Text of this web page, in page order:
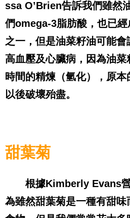
ssa O’Brien告訴我們雖然
們omega-3脂肪酸，也已
之一，但是油菜籽油可能
高血壓及心臟病，因為油
時間的精煉（氫化），原
以後破壞殆盡。
甜葉菊
根據Kimberly Evans
為雖然甜葉菊是一種有甜